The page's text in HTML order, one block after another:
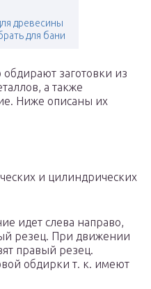
древесины
для бани
заготовки из
а также
Ниже описаны их
и цилиндрических
идет слева направо,
резец. При движении
правый резец.
обдирки т. к. имеют